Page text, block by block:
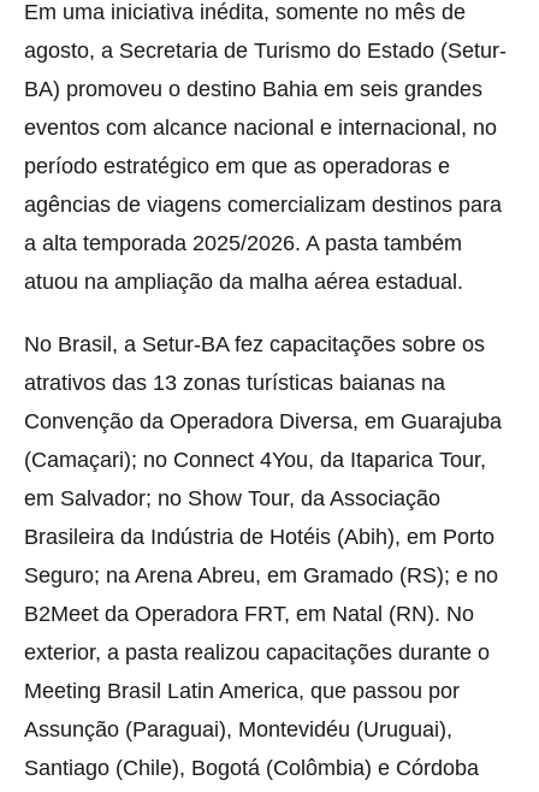
Em uma iniciativa inédita, somente no mês de
agosto, a Secretaria de Turismo do Estado (Setur-
BA) promoveu o destino Bahia em seis grandes
eventos com alcance nacional e internacional, no
período estratégico em que as operadoras e
agências de viagens comercializam destinos para
a alta temporada 2025/2026. A pasta também
atuou na ampliação da malha aérea estadual.
No Brasil, a Setur-BA fez capacitações sobre os
atrativos das 13 zonas turísticas baianas na
Convenção da Operadora Diversa, em Guarajuba
(Camaçari); no Connect 4You, da Itaparica Tour,
em Salvador; no Show Tour, da Associação
Brasileira da Indústria de Hotéis (Abih), em Porto
Seguro; na Arena Abreu, em Gramado (RS); e no
B2Meet da Operadora FRT, em Natal (RN). No
exterior, a pasta realizou capacitações durante o
Meeting Brasil Latin America, que passou por
Assunção (Paraguai), Montevidéu (Uruguai),
Santiago (Chile), Bogotá (Colômbia) e Córdoba